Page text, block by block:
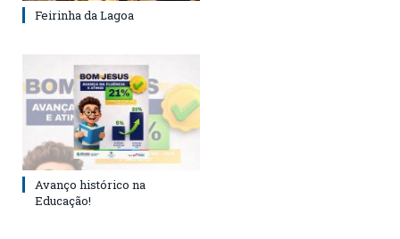
Feirinha da Lagoa
Avanço histórico na
Educação!